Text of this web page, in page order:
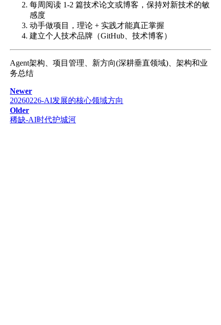
每周阅读 1-2 篇技术论文或博客，保持对新技术的敏
感度
动手做项目，理论 + 实践才能真正掌握
建立个人技术品牌（GitHub、技术博客）
Agent架构、项目管理、新方向(深耕垂直领域)、架构和业
务总结
Newer
20260226-AI发展的核心领域方向
Older
稀缺-AI时代护城河